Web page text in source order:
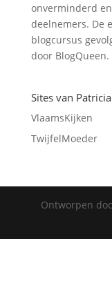
onverminderd
deelnemers. De
blogcursus
door
Sites van
VlaamsKijken
TwijfelMoeder
Ontworpen